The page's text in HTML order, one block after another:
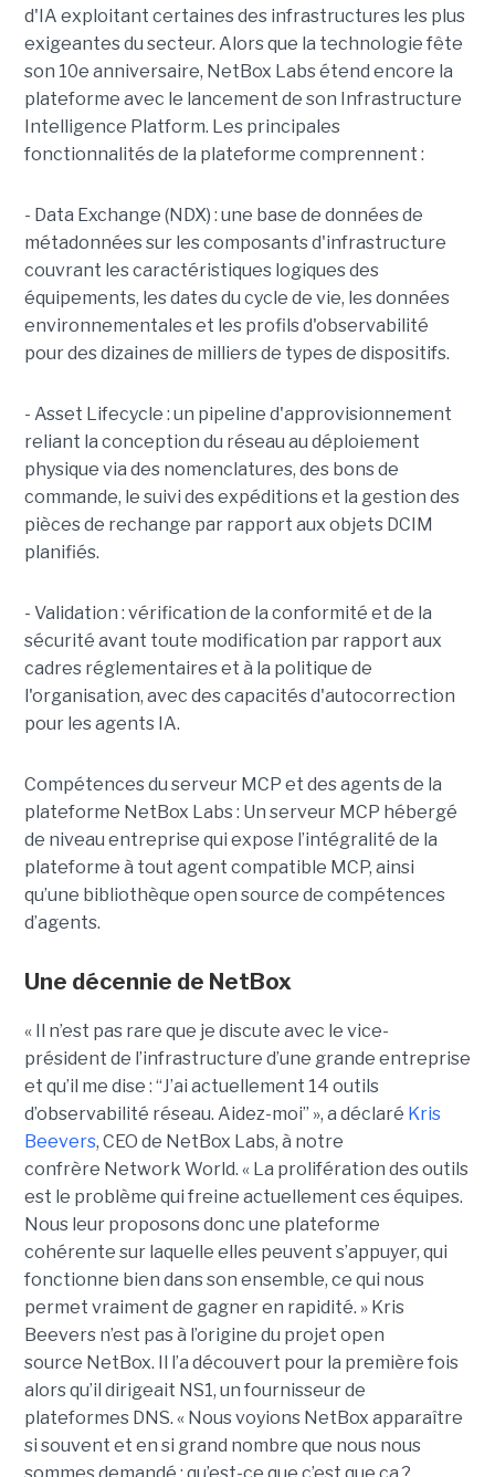
d'IA exploitant certaines des infrastructures les plus
exigeantes du secteur. Alors que la technologie fête
son 10e anniversaire, NetBox Labs étend encore la
plateforme avec le lancement de son Infrastructure
Intelligence Platform. Les principales
fonctionnalités de la plateforme comprennent :
- Data Exchange (NDX) : une base de données de
métadonnées sur les composants d'infrastructure
couvrant les caractéristiques logiques des
équipements, les dates du cycle de vie, les données
environnementales et les profils d'observabilité
pour des dizaines de milliers de types de dispositifs.
- Asset Lifecycle : un pipeline d'approvisionnement
reliant la conception du réseau au déploiement
physique via des nomenclatures, des bons de
commande, le suivi des expéditions et la gestion des
pièces de rechange par rapport aux objets DCIM
planifiés.
- Validation : vérification de la conformité et de la
sécurité avant toute modification par rapport aux
cadres réglementaires et à la politique de
l'organisation, avec des capacités d'autocorrection
pour les agents IA.
Compétences du serveur MCP et des agents de la
plateforme NetBox Labs : Un serveur MCP hébergé
de niveau entreprise qui expose l’intégralité de la
plateforme à tout agent compatible MCP, ainsi
qu’une bibliothèque open source de compétences
d’agents.
Une décennie de NetBox
« Il n’est pas rare que je discute avec le vice-
président de l’infrastructure d’une grande entreprise
et qu’il me dise : “J’ai actuellement 14 outils
d’observabilité réseau. Aidez-moi” », a déclaré Kris
Beevers, CEO de NetBox Labs, à notre
confrère Network World. « La prolifération des outils
est le problème qui freine actuellement ces équipes.
Nous leur proposons donc une plateforme
cohérente sur laquelle elles peuvent s’appuyer, qui
fonctionne bien dans son ensemble, ce qui nous
permet vraiment de gagner en rapidité. » Kris
Beevers n’est pas à l’origine du projet open
source NetBox. Il l’a découvert pour la première fois
alors qu’il dirigeait NS1, un fournisseur de
plateformes DNS. « Nous voyions NetBox apparaître
si souvent et en si grand nombre que nous nous